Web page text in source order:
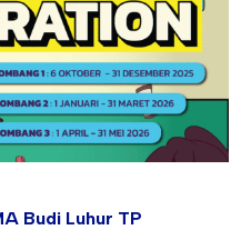
Budi Luhur TP